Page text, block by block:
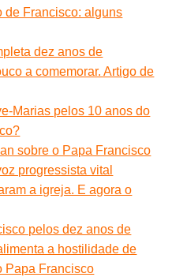
de Francisco: alguns
dez anos de
a comemorar. Artigo de
Marias pelos 10 anos do
sobre o Papa Francisco
progressista vital
a igreja. E agora o
pelos dez anos de
a hostilidade de
Papa Francisco